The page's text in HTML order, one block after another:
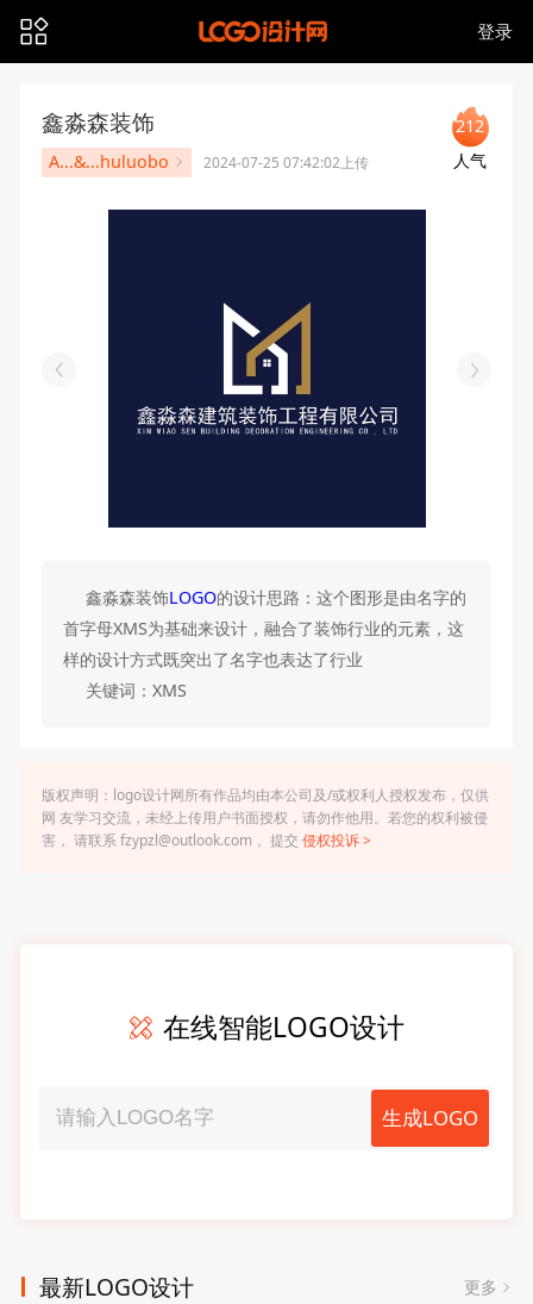
登录
鑫淼森装饰
A...&...huluobo 2024-07-25 07:42:02上传
212
人气
鑫淼森装饰LOGO的设计思路：这个图形是由名字的
首字母XMS为基础来设计，融合了装饰行业的元素，这
样的设计方式既突出了名字也表达了行业
关键词：XMS
版权声明：logo设计网所有作品均由本公司及/或权利人授权发布，仅供
网 友学习交流，未经上传用户书面授权，请勿作他用。若您的权利被侵
害， 请联系 fzypzl@outlook.com， 提交 侵权投诉 >
在线智能LOGO设计
生成LOGO
最新LOGO设计 更多